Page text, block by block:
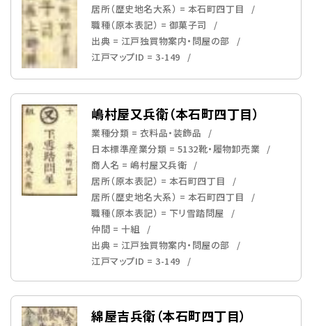
居所（歴史地名大系） = 本石町四丁目
職種（原本表記） = 御菓子司
出典 = 江戸独買物案内・問屋の部
江戸マップID = 3-149
嶋村屋又兵衛（本石町四丁目）
業種分類 = 衣料品・装飾品
日本標準産業分類 = 5132靴・履物卸売業
商人名 = 嶋村屋又兵衛
居所（原本表記） = 本石町四丁目
居所（歴史地名大系） = 本石町四丁目
職種（原本表記） = 下リ雪踏問屋
仲間 = 十組
出典 = 江戸独買物案内・問屋の部
江戸マップID = 3-149
綿屋吉兵衛（本石町四丁目）